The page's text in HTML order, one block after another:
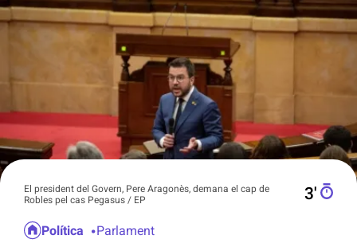
El president del Govern, Pere Aragonès, demana el cap de
Robles pel cas Pegasus / EP
3′
Política Parlament